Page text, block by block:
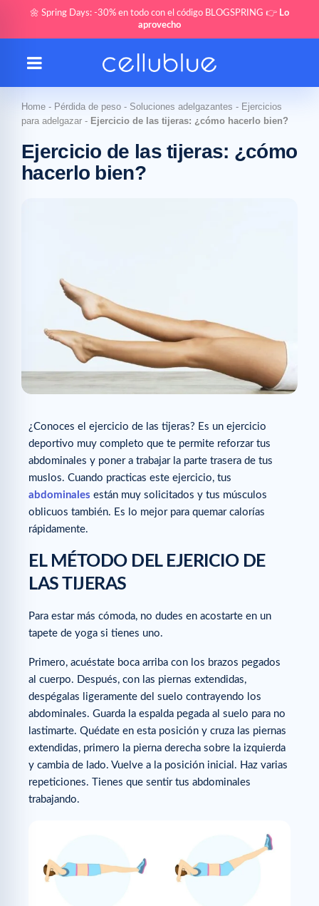
🌼 Spring Days: -30% en todo con el código BLOGSPRING 👉 Lo
aprovecho
Home - Pérdida de peso - Soluciones adelgazantes - Ejercicios
para adelgazar - Ejercicio de las tijeras: ¿cómo hacerlo bien?
Ejercicio de las tijeras: ¿cómo
hacerlo bien?
¿Conoces el ejercicio de las tijeras? Es un ejercicio
deportivo muy completo que te permite reforzar tus
abdominales y poner a trabajar la parte trasera de tus
muslos. Cuando practicas este ejercicio, tus
abdominales están muy solicitados y tus músculos
oblicuos también. Es lo mejor para quemar calorías
rápidamente.
EL MÉTODO DEL EJERICIO DE
LAS TIJERAS
Para estar más cómoda, no dudes en acostarte en un
tapete de yoga si tienes uno.
Primero, acuéstate boca arriba con los brazos pegados
al cuerpo. Después, con las piernas extendidas,
despégalas ligeramente del suelo contrayendo los
abdominales. Guarda la espalda pegada al suelo para no
lastimarte. Quédate en esta posición y cruza las piernas
extendidas, primero la pierna derecha sobre la izquierda
y cambia de lado. Vuelve a la posición inicial. Haz varias
repeticiones. Tienes que sentir tus abdominales
trabajando.